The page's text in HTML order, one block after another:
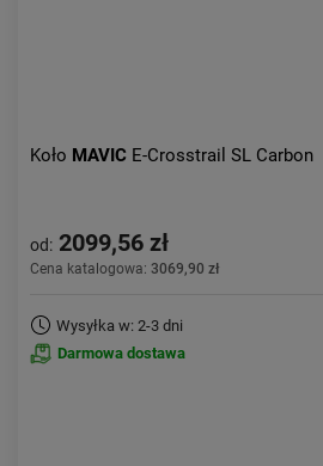
Koło MAVIC E-Crosstrail SL Carbon
od: 2099,56 zł
Cena katalogowa: 3069,90 zł
Wysyłka w: 2-3 dni
Darmowa dostawa